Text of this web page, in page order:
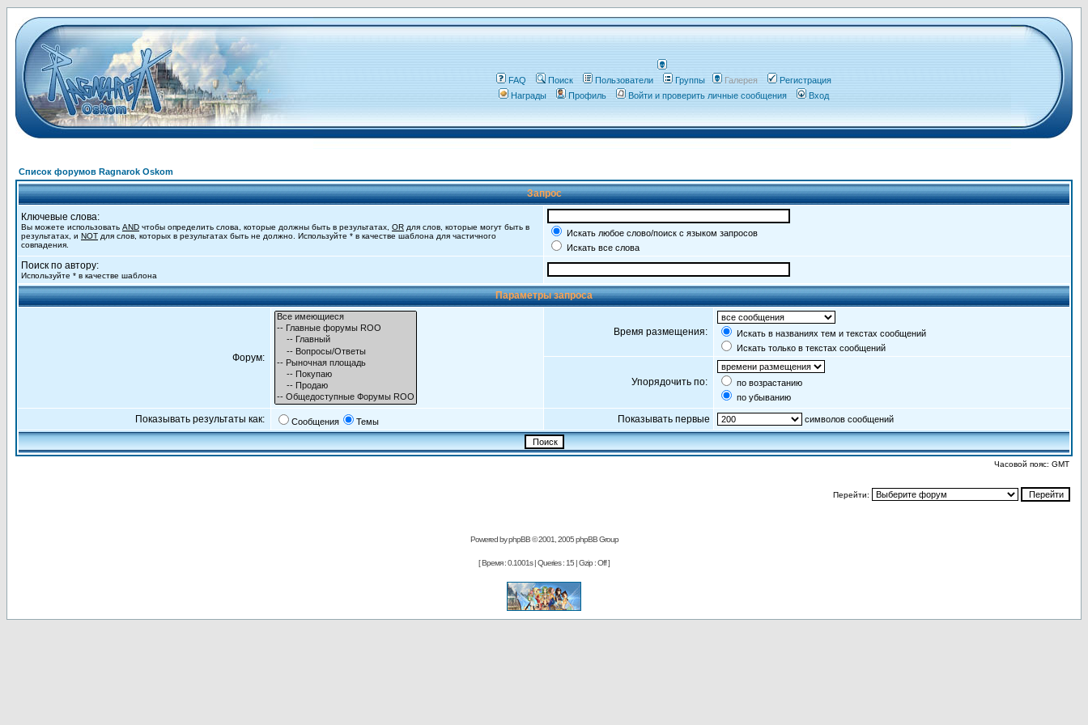
FAQ Поиск Пользователи Группы Галерея
Регистрация
Награды
Профиль Войти и проверить личные сообщения Вход
Список форумов Ragnarok Oskom
Запрос
Ключевые слова:
Вы можете использовать AND чтобы определить слова, которые должны быть в результатах, OR для слов, которые могут быть в
результатах, и NOT для слов, которых в результатах быть не должно. Используйте * в качестве шаблона для частичного
совпадения.
Искать любое слово/поиск с языком запросов
Искать все слова
Поиск по автору:
Используйте * в качестве шаблона
Параметры запроса
Форум:
Время размещения:
Искать в названиях тем и текстах сообщений
Искать только в текстах сообщений
Упорядочить по:
по возрастанию
по убыванию
Показывать результаты как: Сообщения Темы Показывать первые символов сообщений
Часовой пояс: GMT
Перейти:
Powered byphpBB© 2001, 2005 phpBB Group
[ Время : 0.1001s | Queries : 15 | Gzip : Off ]